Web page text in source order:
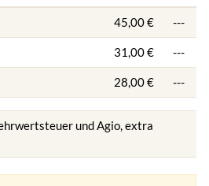
45,00 € ---
31,00 € ---
28,00 € ---
und Agio, extra